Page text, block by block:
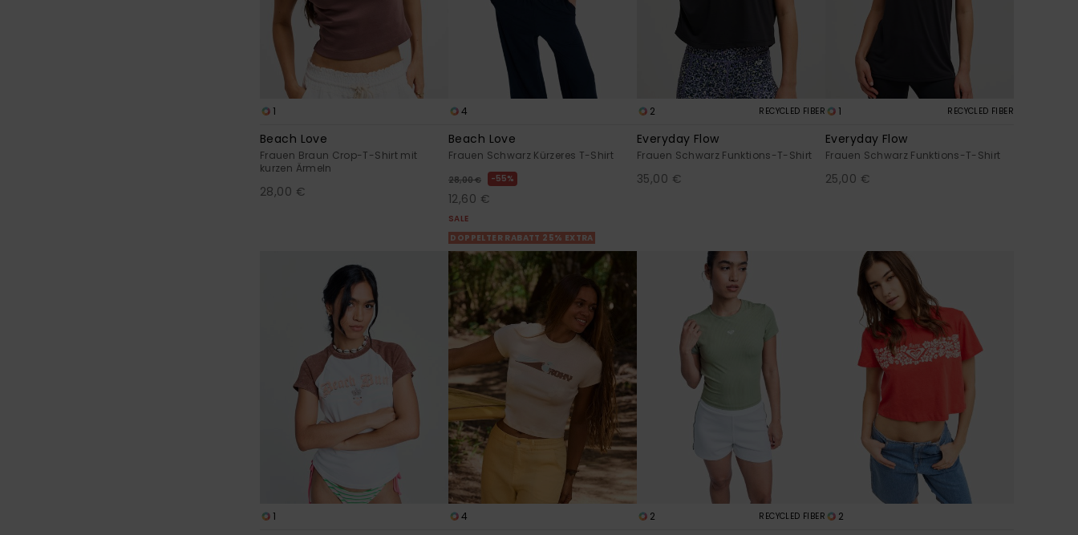
1
Beach Love
Frauen Braun Crop-T-Shirt mit
kurzen Ärmeln
28,00 €
4
Beach Love
Frauen Schwarz Kürzeres T-Shirt
28,00 € 55%
12,60 €
SALE
DOPPELTER RABATT 25% EXTRA
2 RECYCLED FIBER
Everyday Flow
Frauen Schwarz Funktions-T-Shirt
35,00 €
1 RECYCLED FIBER
Everyday Flow
Frauen Schwarz Funktions-T-Shirt
25,00 €
1 4 2 RECYCLED FIBER 2